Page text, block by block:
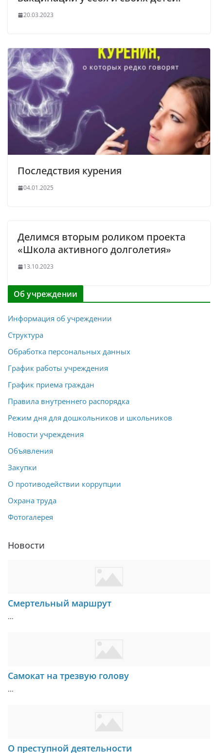
20.03.2023
Последствия курения
04.01.2025
Делимся вторым роликом проекта
«Школа активного долголетия»
13.10.2023
Об учреждении
Информация об учреждении
Структура
Обработка персональных данных
График работы учреждения
График приема граждан
Правила внутреннего распорядка
Режим дня для дошкольников и школьников
Новости учреждения
Объявления
Закупки
О противодействии коррупции
Охрана труда
Фотогалерея
Новости
Смертельный маршрут
…
Самокат на трезвую голову
…
О преступной деятельности